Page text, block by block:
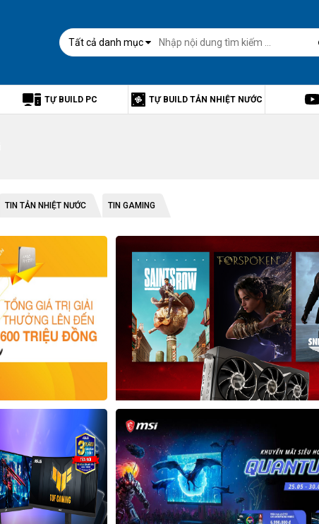
Tất cả danh mục
TỰ BUILD PC TỰ BUILD TẢN NHIỆT NƯỚC
TIN TẢN NHIỆT NƯỚC TIN GAMING